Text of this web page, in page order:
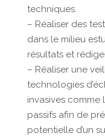
techniques.
– Réaliser des
dans le milieu
résultats et
– Réaliser une
technologies
invasives comme
passifs afin de
potentielle d’un